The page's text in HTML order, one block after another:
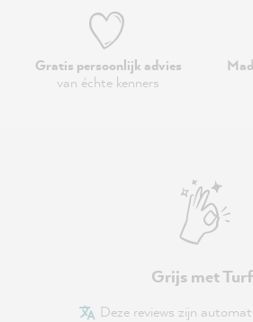
Gratis persoonlijk advies
van échte kenners
Grijs met Turf
Deze reviews zijn